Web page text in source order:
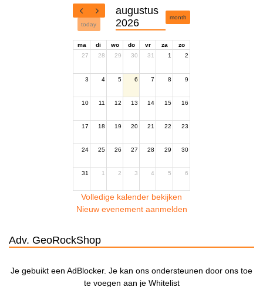
today
augustus
2026
month
ma di wo do vr za
zo
27
28 29 30 31 1 2
3 4 5 6 7 8 9
10 11 12 13 14 15 16
17 18 19 20 21 22 23
24 25 26 27 28 29 30
31 1 2 3 4 5 6
Volledige kalender bekijken
Nieuw evenement aanmelden
Adv. GeoRockShop
Je gebuikt een AdBlocker. Je kan ons ondersteunen door ons toe
te voegen aan je Whitelist